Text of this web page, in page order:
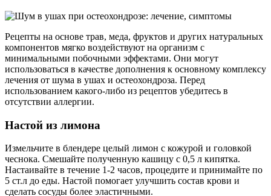
Рецепты на основе трав, меда, фруктов и других натуральных
компонентов мягко воздействуют на организм с
минимальными побочными эффектами. Они могут
использоваться в качестве дополнения к основному комплексу
лечения от шума в ушах и остеохондроза. Перед
использованием какого-либо из рецептов убедитесь в
отсутствии аллергии.
Настой из лимона
Измельчите в блендере целый лимон с кожурой и головкой
чеснока. Смешайте полученную кашицу с 0,5 л кипятка.
Настаивайте в течение 1-2 часов, процедите и принимайте по
5 ст.л до еды. Настой помогает улучшить состав крови и
сделать сосуды более эластичными.